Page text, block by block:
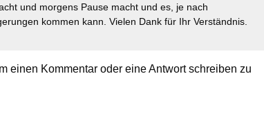
und morgens Pause macht und es, je nach
kommen kann. Vielen Dank für Ihr Verständnis.
einen Kommentar oder eine Antwort schreiben zu